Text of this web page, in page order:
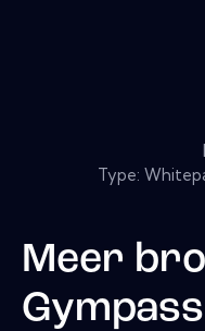
Type:
Meer
Gympass